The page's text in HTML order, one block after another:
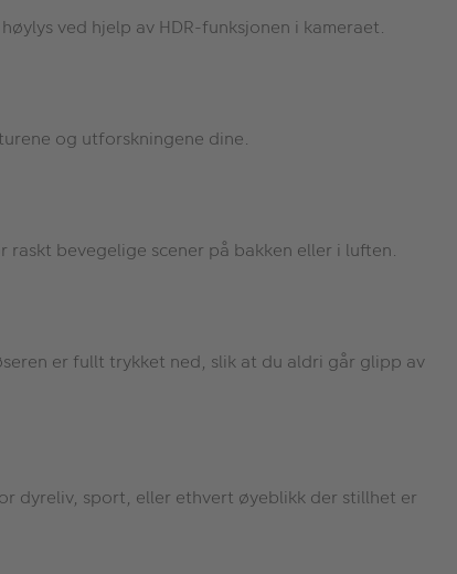
ved hjelp av HDR-funksjonen i kameraet.
og utforskningene dine.
bevegelige scener på bakken eller i luften.
er fullt trykket ned, slik at du aldri går glipp av
dyreliv, sport, eller ethvert øyeblikk der stillhet er